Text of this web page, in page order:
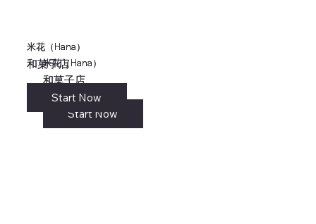
米花（Hana）
和菓子店
リンク
米花（Hana）
和菓子店
Start Now
米花（Hana）
和菓子店
Start Now
米花（Hana）
和菓子店
Start Now